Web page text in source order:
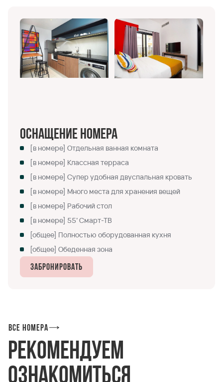
Оснащение номера
[в номере] Отдельная ванная комната
[в номере] Классная терраса
[в номере] Супер удобная двуспальная кровать
[в номере] Много места для хранения вещей
[в номере] Рабочий стол
[в номере] 55’ Смарт-ТВ
[общее] Полностью оборудованная кухня
[общее] Обеденная зона
Забронировать
Все номера
Рекомендуем